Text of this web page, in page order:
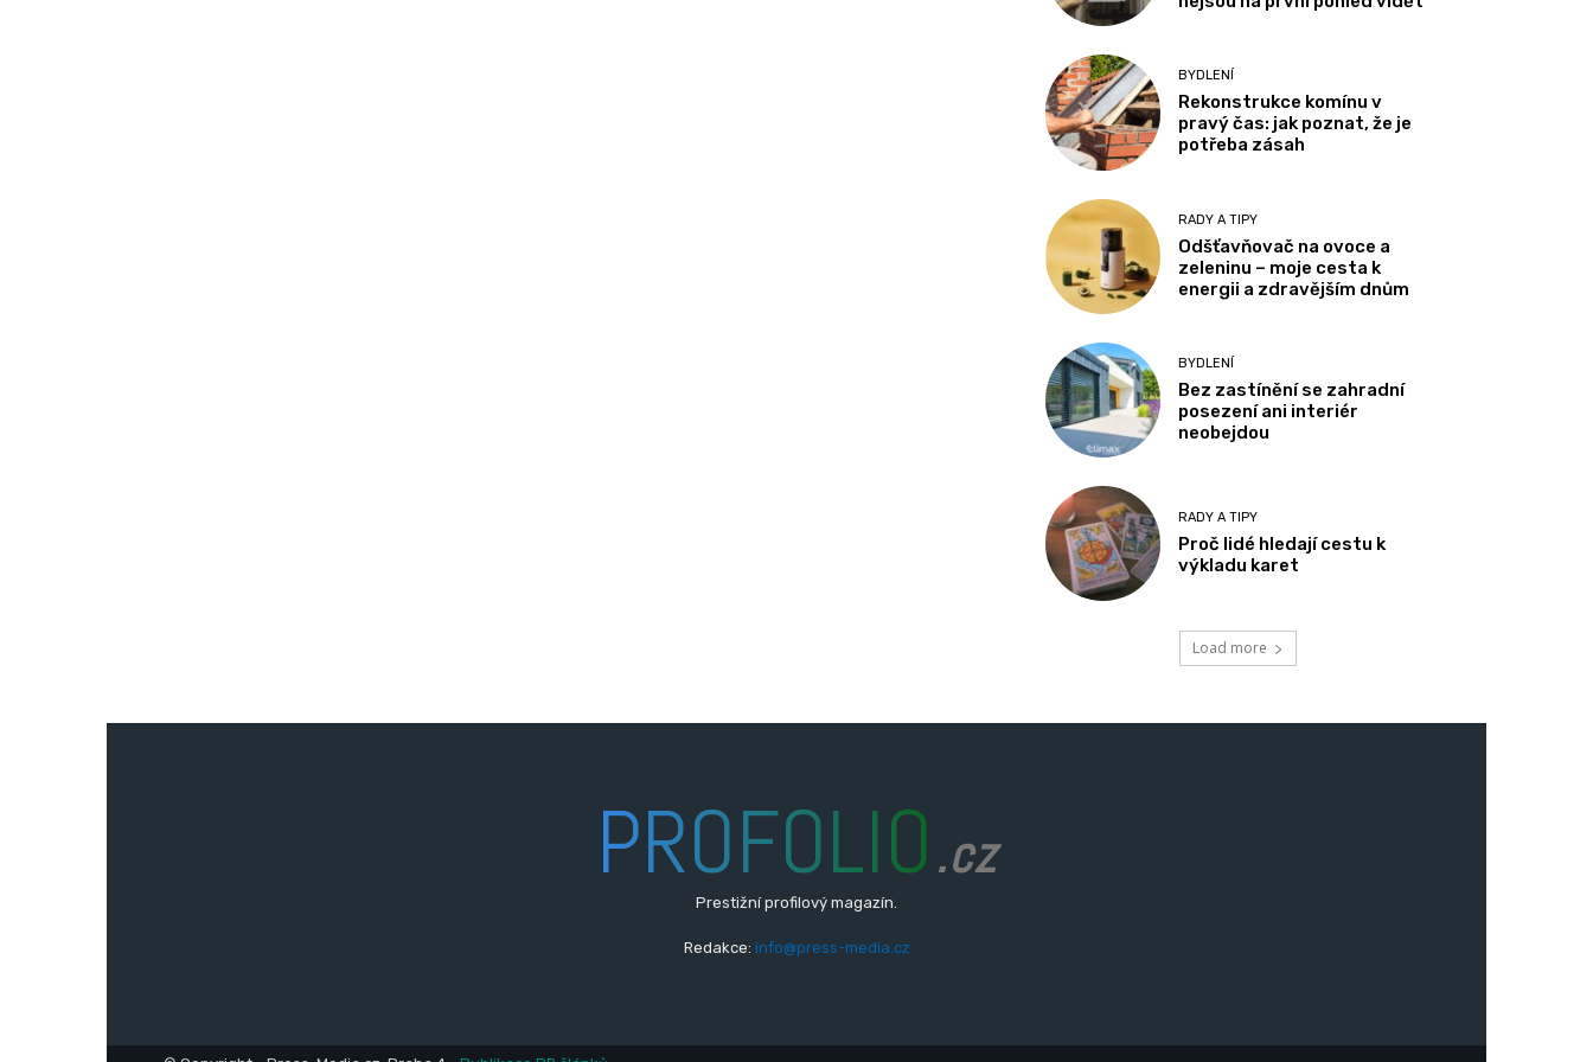
BYDLENÍ
Rekonstrukce komínu v
pravý čas: jak poznat, že je
potřeba zásah
RADY A TIPY
Odšťavňovač na ovoce a
zeleninu – moje cesta k
energii a zdravějším dnům
BYDLENÍ
Bez zastínění se zahradní
posezení ani interiér
neobejdou
RADY A TIPY
Proč lidé hledají cestu k
výkladu karet
Load more
PROFOLIO.cz
Prestižní profilový magazín.
Redakce: info@press-media.cz